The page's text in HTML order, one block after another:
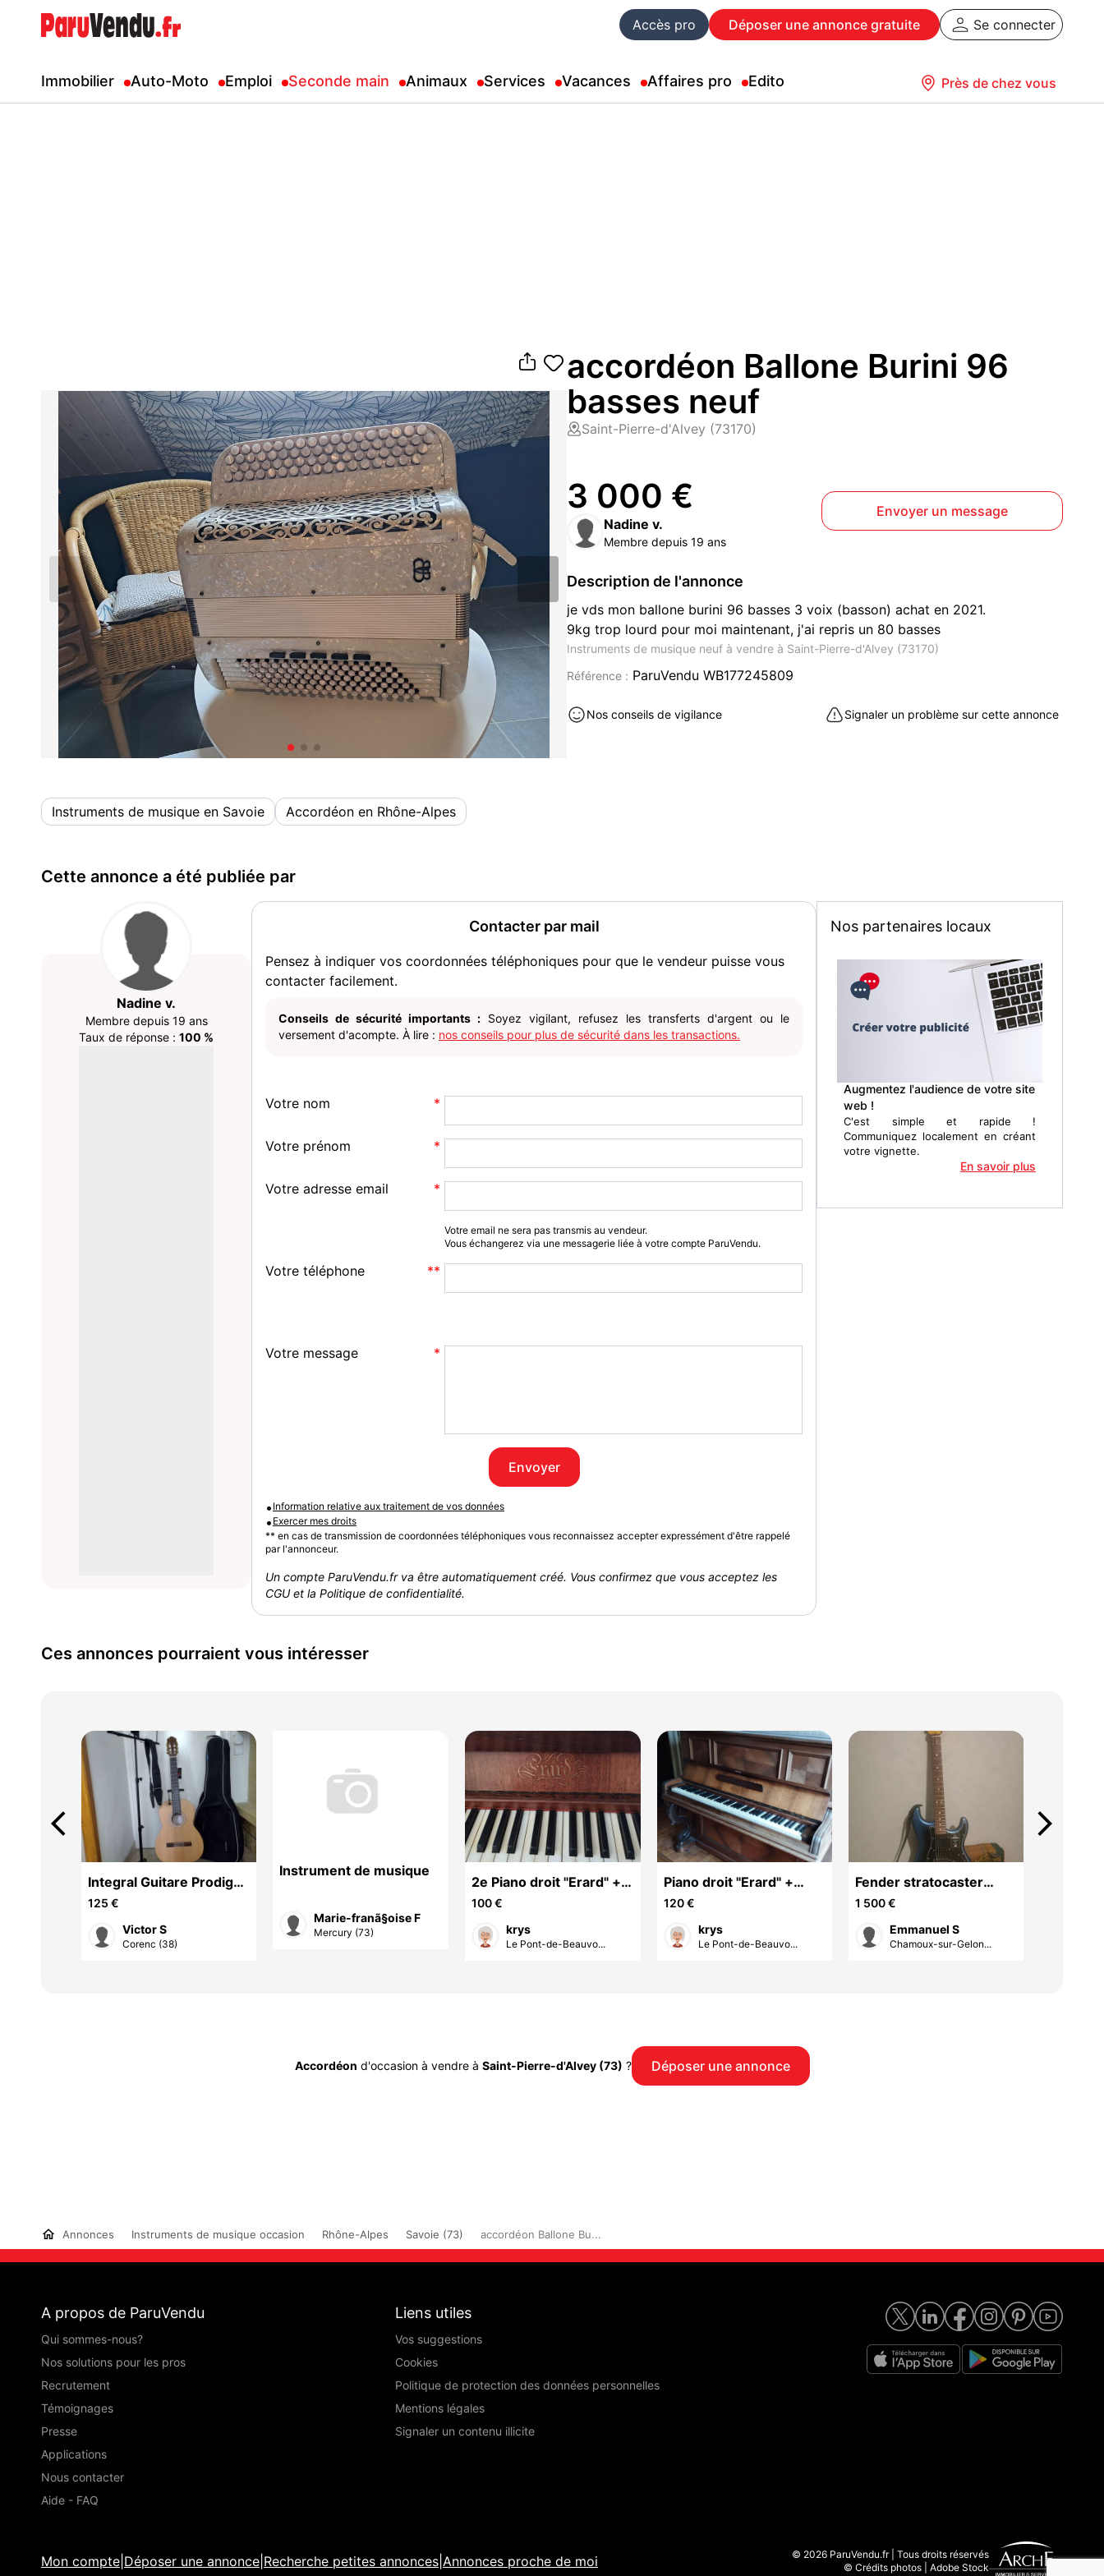
Accès pro Déposer une annonce gratuite Se connecter
Immobilier Auto-Moto Emploi Seconde main Animaux Services Vacances Affaires pro Edito Près de chez vous
accordéon Ballone Burini 96
basses neuf
Saint-Pierre-d'Alvey (73170)
3 000 €
Nadine v.
Membre depuis 19 ans
Envoyer un message
Description de l'annonce
je vds mon ballone burini 96 basses 3 voix (basson) achat en 2021.
9kg trop lourd pour moi maintenant, j'ai repris un 80 basses
Instruments de musique neuf à vendre à Saint-Pierre-d'Alvey (73170)
Référence : ParuVendu WB177245809
Nos conseils de vigilance Signaler un problème sur cette annonce
Instruments de musique en Savoie Accordéon en Rhône-Alpes
Cette annonce a été publiée par
Nadine v.
Membre depuis 19 ans
Taux de réponse : 100 %
Contacter par mail
Pensez à indiquer vos coordonnées téléphoniques pour que le vendeur puisse vous
contacter facilement.
Conseils de sécurité importants : Soyez vigilant, refusez les transferts d'argent ou le
versement d'acompte. À lire : nos conseils pour plus de sécurité dans les transactions.
Votre nom
Votre prénom
Votre adresse email
Votre email ne sera pas transmis au vendeur.
Vous échangerez via une messagerie liée à votre compte ParuVendu.
Votre téléphone
Votre message
Envoyer
• Information relative aux traitement de vos données
• Exercer mes droits
** en cas de transmission de coordonnées téléphoniques vous reconnaissez accepter expressément d'être rappelé
par l'annonceur.
Un compte ParuVendu.fr va être automatiquement créé. Vous confirmez que vous acceptez les
CGU et la Politique de confidentialité.
Nos partenaires locaux
Augmentez l'audience de votre site
web !
C'est simple et rapide !
Communiquez localement en créant
votre vignette.
En savoir plus
Ces annonces pourraient vous intéresser
Integral Guitare Prodige
Primera 4/4
125 €
Victor S
Corenc (38)
Instrument de musique
Marie-franã§oise F
Mercury (73)
2e Piano droit "Erard" +
banc inclus - Marque
Française pres
100 €
krys
Le Pont-de-Beauvo...
Piano droit "Erard" +
banc inclus - Marque
Française prestig
120 €
krys
Le Pont-de-Beauvo...
Fender stratocaster
darknight american pro 2
1 500 €
Emmanuel S
Chamoux-sur-Gelon...
arrow_back_ios arrow_forward_ios
Accordéon d'occasion à vendre à Saint-Pierre-d'Alvey (73) ? Déposer une annonce
Annonces Instruments de musique occasion Rhône-Alpes Savoie (73) accordéon Ballone Bu...
A propos de ParuVendu
Qui sommes-nous?
Nos solutions pour les pros
Recrutement
Témoignages
Presse
Applications
Nous contacter
Aide - FAQ
Liens utiles
Vos suggestions
Cookies
Politique de protection des données personnelles
Mentions légales
Signaler un contenu illicite
Mon compte Déposer une annonce Recherche petites annonces Annonces proche de moi
© 2026 ParuVendu.fr | Tous droits réservés
© Crédits photos | Adobe Stock